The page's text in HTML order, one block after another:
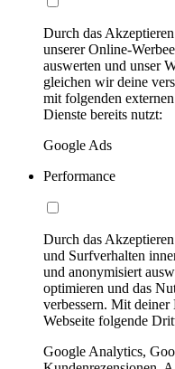
Durch das
unserer Online-
auswerten und unser
gleichen wir deine
mit folgenden
Dienste bereits nutzt:
Google Ads
Performance
Durch das
und Surfverhalten
und anonymisiert
optimieren und das
verbessern. Mit
Webseite folgende
Google Analytics,